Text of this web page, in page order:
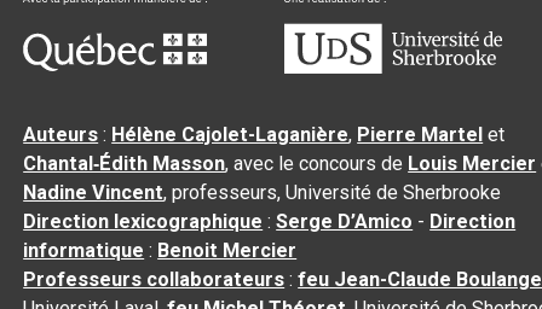
Auteurs : Hélène Cajolet-Laganière, Pierre Martel et
Chantal‑Édith Masson, avec le concours de Louis Mercier
Nadine Vincent, professeurs, Université de Sherbrooke
Direction lexicographique :Serge D’Amico - Direction
informatique : Benoit Mercier
Professeurs collaborateurs :feu Jean-Claude